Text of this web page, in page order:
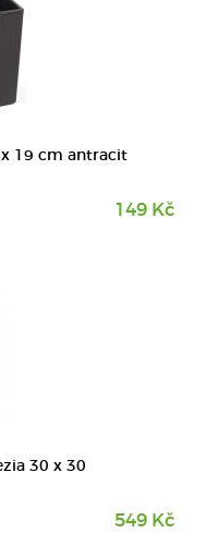
x 19 cm antracit
149 Kč
30 x 30
549 Kč